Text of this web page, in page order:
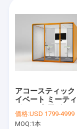
アコースティック
イベート ミーテ
ス 防音 ポッド
価格:USD 1799-4999
MOQ:1本